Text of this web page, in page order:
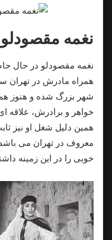
نغمه
نغمه مقصودلو در حال
همراه مادرش در تهران
شهر بزرگ شده و هنوز
خواهر و برادرش، علاقه
همین دلیل شغل او نیز
معروف در تهران می
خوبی را در این زمینه